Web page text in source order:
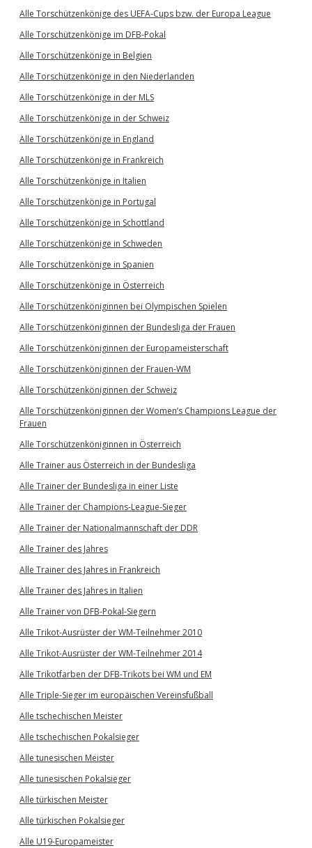
Alle Torschützenkönige des UEFA-Cups bzw. der Europa League
Alle Torschützenkönige im DFB-Pokal
Alle Torschützenkönige in Belgien
Alle Torschützenkönige in den Niederlanden
Alle Torschützenkönige in der MLS
Alle Torschützenkönige in der Schweiz
Alle Torschützenkönige in England
Alle Torschützenkönige in Frankreich
Alle Torschützenkönige in Italien
Alle Torschützenkönige in Portugal
Alle Torschützenkönige in Schottland
Alle Torschützenkönige in Schweden
Alle Torschützenkönige in Spanien
Alle Torschützenkönige in Österreich
Alle Torschützenköniginnen bei Olympischen Spielen
Alle Torschützenköniginnen der Bundesliga der Frauen
Alle Torschützenköniginnen der Europameisterschaft
Alle Torschützenköniginnen der Frauen-WM
Alle Torschützenköniginnen der Schweiz
Alle Torschützenköniginnen der Women’s Champions League der
Frauen
Alle Torschützenköniginnen in Österreich
Alle Trainer aus Österreich in der Bundesliga
Alle Trainer der Bundesliga in einer Liste
Alle Trainer der Champions-League-Sieger
Alle Trainer der Nationalmannschaft der DDR
Alle Trainer des Jahres
Alle Trainer des Jahres in Frankreich
Alle Trainer des Jahres in Italien
Alle Trainer von DFB-Pokal-Siegern
Alle Trikot-Ausrüster der WM-Teilnehmer 2010
Alle Trikot-Ausrüster der WM-Teilnehmer 2014
Alle Trikotfarben der DFB-Trikots bei WM und EM
Alle Triple-Sieger im europäischen Vereinsfußball
Alle tschechischen Meister
Alle tschechischen Pokalsieger
Alle tunesischen Meister
Alle tunesischen Pokalsieger
Alle türkischen Meister
Alle türkischen Pokalsieger
Alle U19-Europameister